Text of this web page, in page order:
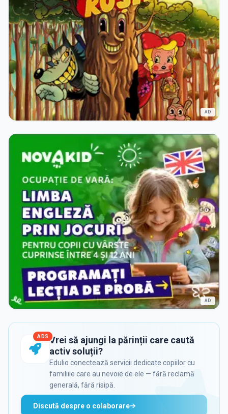
AD
AD
ADS Vrei să ajungi la părinții care caută
activ soluții?
Edulio conectează servicii dedicate copiilor cu
familiile care au nevoie de ele — fără reclamă
generală, fără risipă.
Discută despre o colaborare